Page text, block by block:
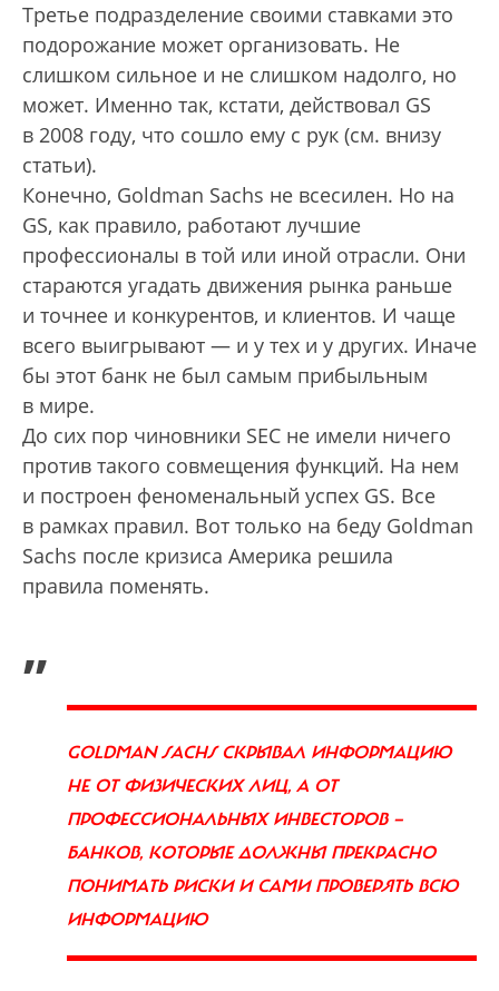
Третье подразделение своими ставками это
подорожание может организовать. Не
слишком сильное и не слишком надолго, но
может. Именно так, кстати, действовал GS
в 2008 году, что сошло ему с рук (см. внизу
статьи).
Конечно, Goldman Sachs не всесилен. Но на
GS, как правило, работают лучшие
профессионалы в той или иной отрасли. Они
стараются угадать движения рынка раньше
и точнее и конкурентов, и клиентов. И чаще
всего выигрывают — и у тех и у других. Иначе
бы этот банк не был самым прибыльным
в мире.
До сих пор чиновники SEC не имели ничего
против такого совмещения функций. На нем
и построен феноменальный успех GS. Все
в рамках правил. Вот только на беду Goldman
Sachs после кризиса Америка решила
правила поменять.
„
GOLDMAN SACHS СКРЫВАЛ ИНФОРМАЦИЮ
НЕ ОТ ФИЗИЧЕСКИХ ЛИЦ, А ОТ
ПРОФЕССИОНАЛЬНЫХ ИНВЕСТОРОВ —
БАНКОВ, КОТОРЫЕ ДОЛЖНЫ ПРЕКРАСНО
ПОНИМАТЬ РИСКИ И САМИ ПРОВЕРЯТЬ ВСЮ
ИНФОРМАЦИЮ